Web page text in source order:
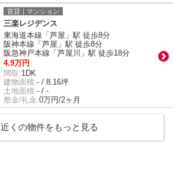
賃貸｜マンション
三楽レジデンス
東海道本線「芦屋」駅 徒歩8分
阪神本線「芦屋」駅 徒歩8分
阪急神戸本線「芦屋川」駅 徒歩18分
4.9万円
間取:1DK
建物面積:- / 8.16坪
土地面積:- / -
敷金/礼金:0万円/2ヶ月
近くの物件をもっと見る